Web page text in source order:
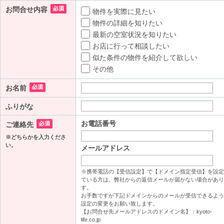
お問合せ内容
物件を実際に見たい
物件の詳細を知りたい
最新の空室状況を知りたい
お店に行って相談したい
似た条件の物件を紹介して欲しい
その他
お名前
ふりがな
ご連絡先
※どちらかを入力くださ
い。
お電話番号
メールアドレス
※携帯電話の【受信設定】で【ドメイン指定受信】を設定
ている方は、弊社からの返信メールが届かない場合があり
す。
お手数ですが下記ドメインからのメールが受信できるよ
設定の変更をお願い致します。
【お問合せ先メールアドレスのドメイン名】：kyoto-
life.co.jp